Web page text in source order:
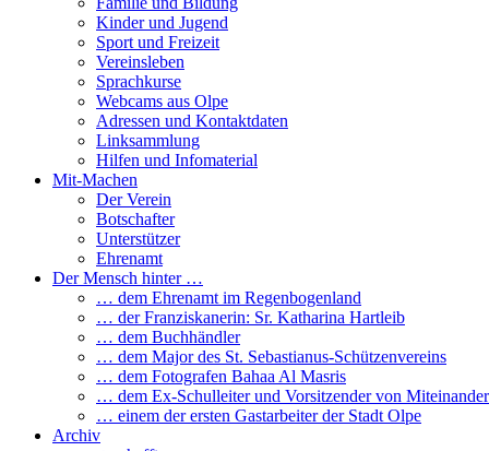
Kinder und Jugend
Sport und Freizeit
Vereinsleben
Sprachkurse
Webcams aus Olpe
Adressen und Kontaktdaten
Linksammlung
Hilfen und Infomaterial
Mit-Machen
Der Verein
Botschafter
Unterstützer
Ehrenamt
Der Mensch hinter …
… dem Ehrenamt im Regenbogenland
… der Franziskanerin: Sr. Katharina Hartleib
… dem Buchhändler
… dem Major des St. Sebastianus-Schützenvereins
… dem Fotografen Bahaa Al Masris
… dem Ex-Schulleiter und Vorsitzender von
… einem der ersten Gastarbeiter der Stadt Olpe
Archiv